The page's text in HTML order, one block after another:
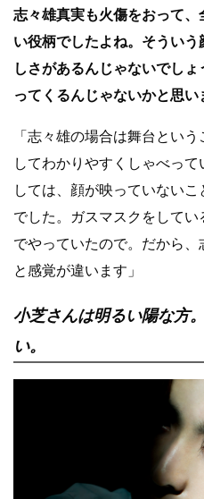
志々雄真実も火傷をおって
い役柄でしたよね。そうい
しさがあるんじゃないでし
ってくるんじゃないかと思い
「志々雄の場合は舞台とい
してわかりやすくしゃべっ
しては、顔が映っていない
でした。ガスマスクをして
でやっていたので。だから
と感覚が違います」
小芝さんは明るい陽な方
い。